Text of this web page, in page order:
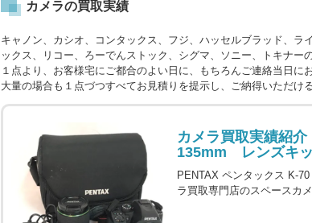
カメラの買取実績
キャノン、カシオ、コンタックス、フジ、ハッセルブラッド、ラ
ックス、リコー、ろーでんストック、シグマ、ソニー、トキナー
１点より、お客様宅にご都合のよい日に、もちろんご連絡当日に
大量の場合も１点づつすべてお見積りを提示し、ご納得いただけ
カメラ買取実績紹
135mm レンズキッ
PENTAX ペンタックス K-
ラ買取専門店のスペースカ